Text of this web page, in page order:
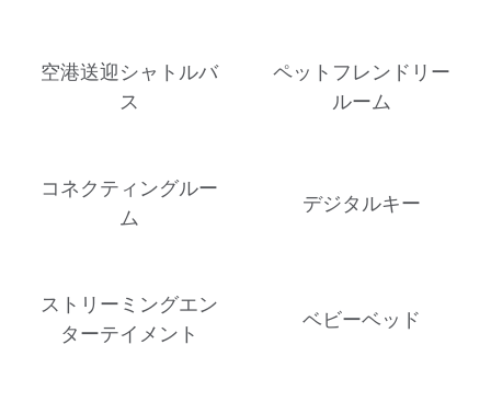
空港送迎シャトルバ
ス
ペットフレンドリー
ルーム
コネクティングルー
ム
デジタルキー
ストリーミングエン
ターテイメント
ベビーベッド